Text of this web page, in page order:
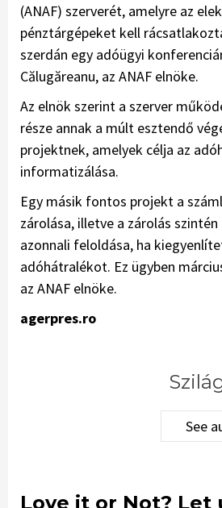
(ANAF) szerverét, amelyre az
pénztárgépeket kell
szerdán egy adóügyi
Călugăreanu, az ANAF elnöke.
Az elnök szerint a szerver
része annak a múlt esztendő
projektnek, amelyek célja az
informatizálása.
Egy másik fontos projekt a
zárolása, illetve a zárolás
azonnali feloldása, ha
adóhátralékot. Ez ügyben
az ANAF elnöke.
agerpres.ro
See
Love it or Not? Let